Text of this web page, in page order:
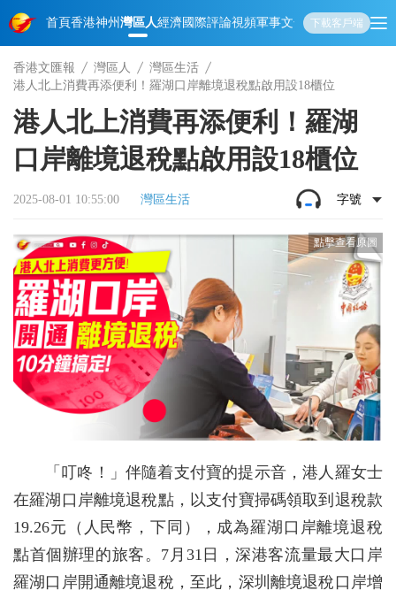
首頁香港神州 灣區人經濟國際評論視頻軍事文化 娛樂生活教育體
下載客戶端
香港文匯報 灣區人
灣區生活
港人北上消費再添便利！羅湖口岸離境退稅點啟用設18櫃位
港人北上消費再添便利！羅湖
口岸離境退稅點啟用設18櫃位
2025-08-01 10:55:00 灣區生活 字號
「叮咚！」伴隨着支付寶的提示音，港人羅女士
在羅湖口岸離境退稅點，以支付寶掃碼領取到退稅款
19.26元（人民幣，下同），成為羅湖口岸離境退稅
點首個辦理的旅客。7月31日，深港客流量最大口岸
羅湖口岸開通離境退稅，至此，深圳離境退稅口岸增